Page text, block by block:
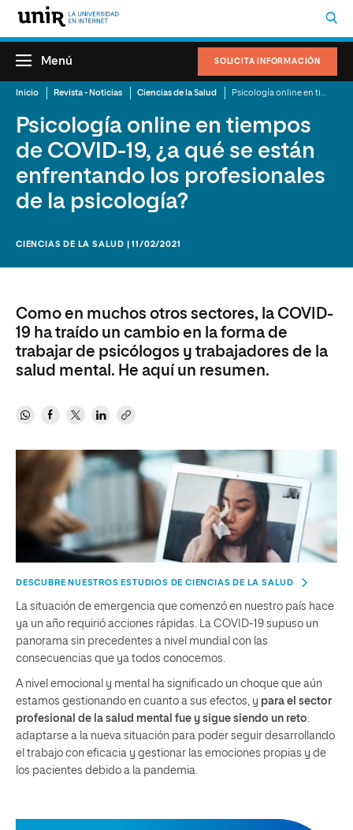
SOLICITA INFORMACIÓN
Menú
Inicio Revista - Noticias Ciencias de la Salud
Psicología online en tiempos
de COVID-19, ¿a qué se están
enfrentando los profesionales
de la psicología?
CIENCIAS DE LA SALUD | 11/02/2021
Como en muchos otros sectores, la COVID-
19 ha traído un cambio en la forma de
trabajar de psicólogos y trabajadores de la
salud mental. He aquí un resumen.
DESCUBRE NUESTROS ESTUDIOS DE CIENCIAS DE LA SALUD
La situación de emergencia que comenzó en nuestro país hace
ya un año requirió acciones rápidas. La COVID-19 supuso un
panorama sin precedentes a nivel mundial con las
consecuencias que ya todos conocemos.
A nivel emocional y mental ha significado un choque que aún
estamos gestionando en cuanto a sus efectos, y para el sector
profesional de la salud mental fue y sigue siendo un reto:
adaptarse a la nueva situación para poder seguir desarrollando
el trabajo con eficacia y gestionar las emociones propias y de
los pacientes debido a la pandemia.